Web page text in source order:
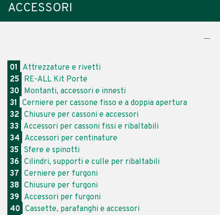
ACCESSORI
01
Attrezzature e rivetti
25 RE-ALL Kit Porte
30 Montanti, accessori e innesti
31 Cerniere per cassone fisso e a doppia apertura
32 Chiusure per cassoni e accessori
33 Accessori per cassoni fissi e ribaltabili
34 Accessori per centinature
35 Sfere e spinotti
36 Cilindri, supporti e culle per ribaltabili
37 Cerniere per furgoni
38 Chiusure per furgoni
39 Accessori per furgoni
40 Cassette, parafanghi e accessori